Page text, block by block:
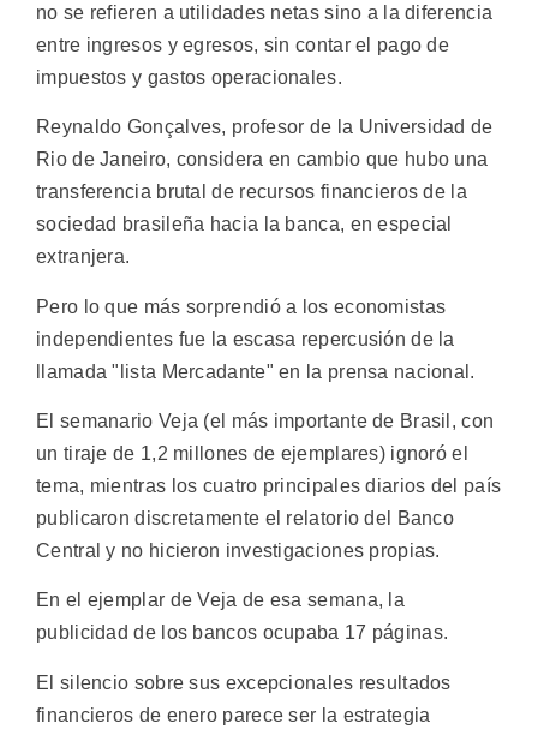
no se refieren a utilidades netas sino a la diferencia
entre ingresos y egresos, sin contar el pago de
impuestos y gastos operacionales.
Reynaldo Gonçalves, profesor de la Universidad de
Rio de Janeiro, considera en cambio que hubo una
transferencia brutal de recursos financieros de la
sociedad brasileña hacia la banca, en especial
extranjera.
Pero lo que más sorprendió a los economistas
independientes fue la escasa repercusión de la
llamada "lista Mercadante" en la prensa nacional.
El semanario Veja (el más importante de Brasil, con
un tiraje de 1,2 millones de ejemplares) ignoró el
tema, mientras los cuatro principales diarios del país
publicaron discretamente el relatorio del Banco
Central y no hicieron investigaciones propias.
En el ejemplar de Veja de esa semana, la
publicidad de los bancos ocupaba 17 páginas.
El silencio sobre sus excepcionales resultados
financieros de enero parece ser la estrategia